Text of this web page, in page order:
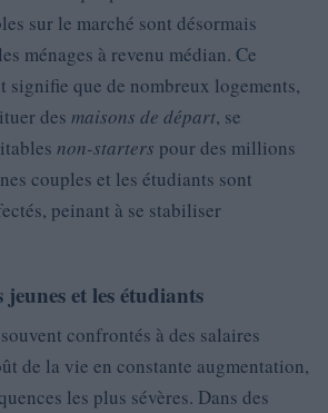
sur le marché sont désormais
ménages à revenu médian. Ce
signifie que de nombreux logements,
des maisons de départ, se
non-starters pour des millions
couples et les étudiants sont
peinant à se stabiliser
et les étudiants
confrontés à des salaires
de la vie en constante augmentation,
les plus sévères. Dans des